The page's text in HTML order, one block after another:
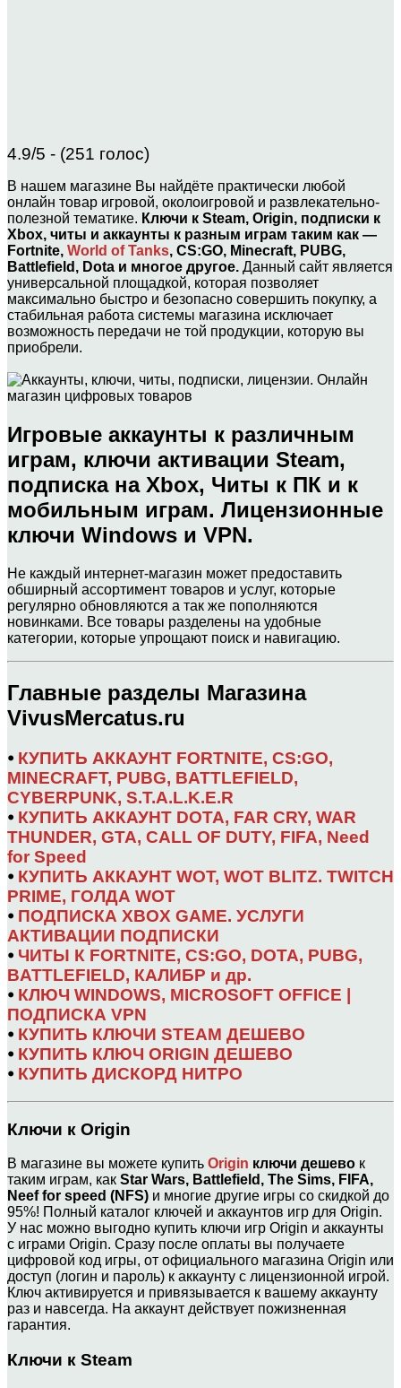
4.9/5 - (251 голос)
В нашем магазине Вы найдёте практически любой
онлайн товар игровой, околоигровой и развлекательно-
полезной тематике. Ключи к Steam, Origin, подписки к
Xbox, читы и аккаунты к разным играм таким как —
Fortnite, World of Tanks, CS:GO, Minecraft, PUBG,
Battlefield, Dota и многое другое. Данный сайт является
универсальной площадкой, которая позволяет
максимально быстро и безопасно совершить покупку, а
стабильная работа системы магазина исключает
возможность передачи не той продукции, которую вы
приобрели.
Игровые аккаунты к различным
играм, ключи активации Steam,
подписка на Xbox, Читы к ПК и к
мобильным играм. Лицензионные
ключи Windows и VPN.
Не каждый интернет-магазин может предоставить
обширный ассортимент товаров и услуг, которые
регулярно обновляются а так же пополняются
новинками. Все товары разделены на удобные
категории, которые упрощают поиск и навигацию.
Главные разделы Магазина
VivusMercatus.ru
⦁ КУПИТЬ АККАУНТ FORTNITE, CS:GO,
MINECRAFT, PUBG, BATTLEFIELD,
CYBERPUNK, S.T.A.L.K.E.R
⦁ КУПИТЬ АККАУНТ DOTA, FAR CRY, WAR
THUNDER, GTA, CALL OF DUTY, FIFA, Need
for Speed
⦁ КУПИТЬ АККАУНТ WOT, WOT BLITZ. TWITCH
PRIME, ГОЛДА WOT
⦁ ПОДПИСКА XBOX GAME. УСЛУГИ
АКТИВАЦИИ ПОДПИСКИ
⦁ ЧИТЫ К FORTNITE, CS:GO, DOTA, PUBG,
BATTLEFIELD, КАЛИБР и др.
⦁ КЛЮЧ WINDOWS, MICROSOFT OFFICE |
ПОДПИСКА VPN
⦁ КУПИТЬ КЛЮЧИ STEAM ДЕШЕВО
⦁ КУПИТЬ КЛЮЧ ORIGIN ДЕШЕВО
⦁ КУПИТЬ ДИСКОРД НИТРО
Ключи к Origin
В магазине вы можете купить Origin ключи дешево к
таким играм, как Star Wars, Battlefield, The Sims, FIFA,
Neef for speed (NFS) и многие другие игры со скидкой до
95%! Полный каталог ключей и аккаунтов игр для Origin.
У нас можно выгодно купить ключи игр Origin и аккаунты
с играми Origin. Сразу после оплаты вы получаете
цифровой код игры, от официального магазина Origin или
доступ (логин и пароль) к аккаунту с лицензионной игрой.
Ключ активируется и привязывается к вашему аккаунту
раз и навсегда. На аккаунт действует пожизненная
гарантия.
Ключи к Steam